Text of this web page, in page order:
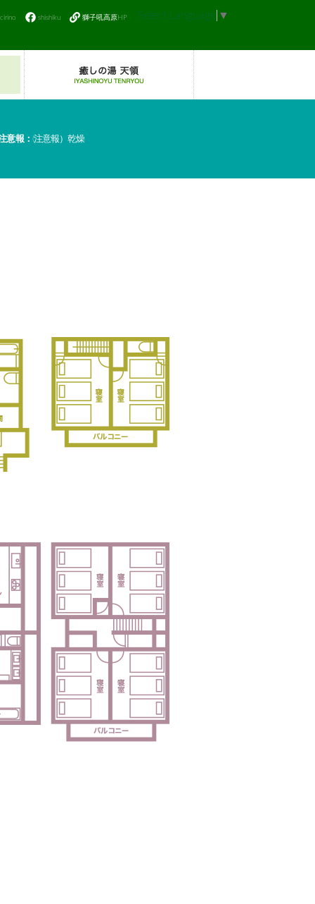
shishiku 獅子吼高原HP Select Language ▼
意報： (注意報）乾燥